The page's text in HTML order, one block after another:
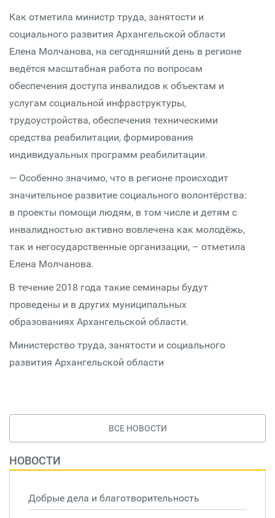
Как отметила министр труда, занятости и
социального развития Архангельской области
Елена Молчанова, на сегодняшний день в регионе
ведётся масштабная работа по вопросам
обеспечения доступа инвалидов к объектам и
услугам социальной инфраструктуры,
трудоустройства, обеспечения техническими
средства реабилитации, формирования
индивидуальных программ реабилитации.
— Особенно значимо, что в регионе происходит
значительное развитие социального волонтёрства:
в проекты помощи людям, в том числе и детям с
инвалидностью активно вовлечена как молодёжь,
так и негосударственные организации, – отметила
Елена Молчанова.
В течение 2018 года такие семинары будут
проведены и в других муниципальных
образованиях Архангельской области.
Министерство труда, занятости и социального
развития Архангельской области
ВСЕ НОВОСТИ
НОВОСТИ
Добрые дела и благотворительность